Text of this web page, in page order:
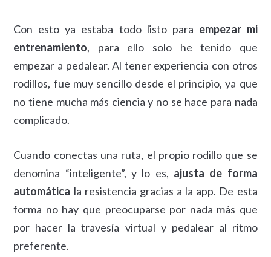
Con esto ya estaba todo listo para empezar mi
entrenamiento, para ello solo he tenido que
empezar a pedalear. Al tener experiencia con otros
rodillos, fue muy sencillo desde el principio, ya que
no tiene mucha más ciencia y no se hace para nada
complicado.
Cuando conectas una ruta, el propio rodillo que se
denomina “inteligente”, y lo es, ajusta de forma
automática la resistencia gracias a la app. De esta
forma no hay que preocuparse por nada más que
por hacer la travesía virtual y pedalear al ritmo
preferente.